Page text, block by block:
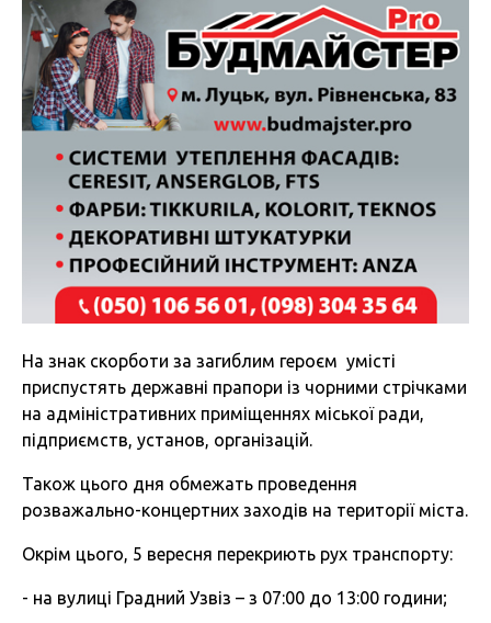
На знак скорботи за загиблим героєм умісті
приспустять державні прапори із чорними стрічками
на адміністративних приміщеннях міської ради,
підприємств, установ, організацій.
Також цього дня обмежать проведення
розважально-концертних заходів на території міста.
Окрім цього, 5 вересня перекриють рух транспорту:
- на вулиці Градний Узвіз – з 07:00 до 13:00 години;